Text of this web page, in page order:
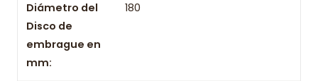
Información de compra
Entrega el mismo día en comunas aplicables de Santiago si
compras antes de las 10:30 de lunes a viernes. Realizamos
Diámetro del
Disco de
embrague en
mm:
180